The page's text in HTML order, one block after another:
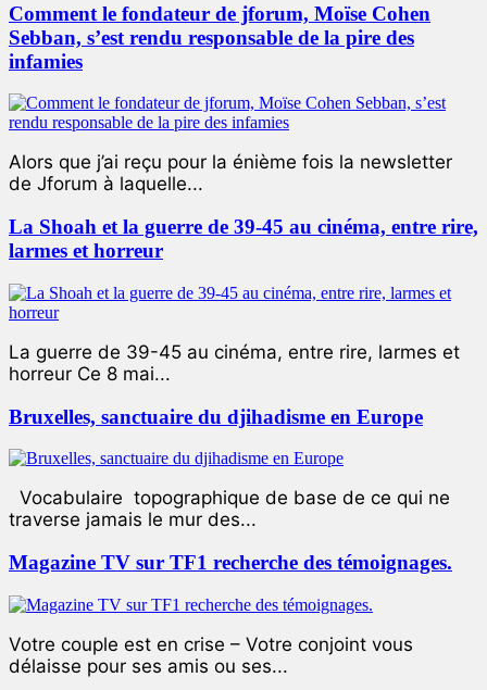
Comment le fondateur de jforum, Moïse Cohen
Sebban, s’est rendu responsable de la pire des
infamies
Alors que j’ai reçu pour la énième fois la newsletter
de Jforum à laquelle...
La Shoah et la guerre de 39-45 au cinéma, entre rire,
larmes et horreur
La guerre de 39-45 au cinéma, entre rire, larmes et
horreur Ce 8 mai...
Bruxelles, sanctuaire du djihadisme en Europe
Vocabulaire topographique de base de ce qui ne
traverse jamais le mur des...
Magazine TV sur TF1 recherche des témoignages.
Votre couple est en crise – Votre conjoint vous
délaisse pour ses amis ou ses...